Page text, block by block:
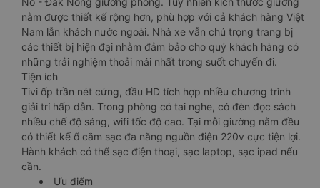
nằm được thiết kế rộng hơn, phù hợp với cả khách hàng Việt
Nam lẫn khách nước ngoài. Nhà xe vẫn chú trọng trang bị
các thiết bị hiện đại nhằm đảm bảo cho quý khách hàng có
những trải nghiệm thoải mái nhất trong suốt chuyến đi.
Tiện ích
Tivi ốp trần nét cứng, đầu HD tích hợp nhiều chương trình
giải trí hấp dẫn. Trong phòng có tai nghe, có đèn đọc sách
nhiều chế độ sáng, wifi tốc độ cao. Tại mỗi giường nằm đều
có thiết kế ổ cắm sạc đa năng nguồn điện 220v cực tiện lợi.
Hành khách có thể sạc điện thoại, sạc laptop, sạc ipad nếu
cần.
Ưu điểm